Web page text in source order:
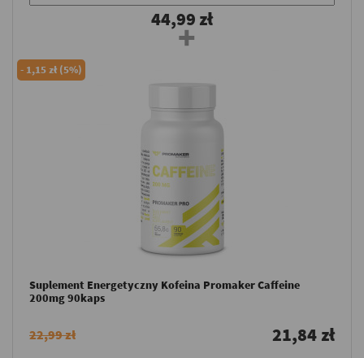
44,99 zł
- 1,15 zł (5%)
Suplement Energetyczny Kofeina Promaker Caffeine
200mg 90kaps
22,99 zł 21,84 zł